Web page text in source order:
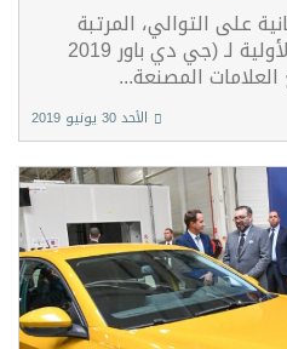
على التوالي، المرتبة
الأولى في دراسة الجودة الأولية لـ (جي دي باور 2019
المصنعة...
الأحد 30 يونيو 2019